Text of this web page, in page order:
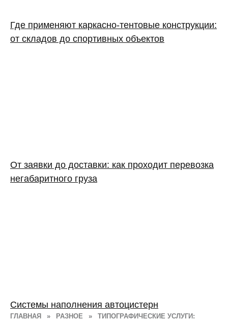
ГЛАВНАЯ » РАЗНОЕ »
ТИПОГРАФИЧЕСКИЕ УСЛУГИ:
Где применяют каркасно‑тентовые конструкции:
от складов до спортивных объектов
От заявки до доставки: как проходит перевозка
негабаритного груза
Системы наполнения автоцистерн